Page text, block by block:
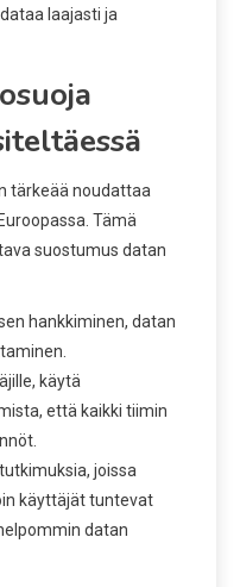
laajasti ja
tärkeää noudattaa
Tämä
suostumus datan
hankkiminen, datan
käytä
että kaikki tiimin
joissa
käyttäjät tuntevat
datan